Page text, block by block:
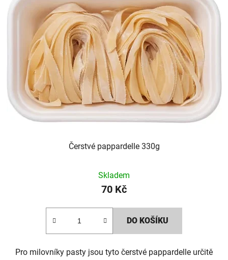
Čerstvé pappardelle 330g
Skladem
70 Kč
DO KOŠÍKU
Pro milovníky pasty jsou tyto čerstvé pappardelle určitě